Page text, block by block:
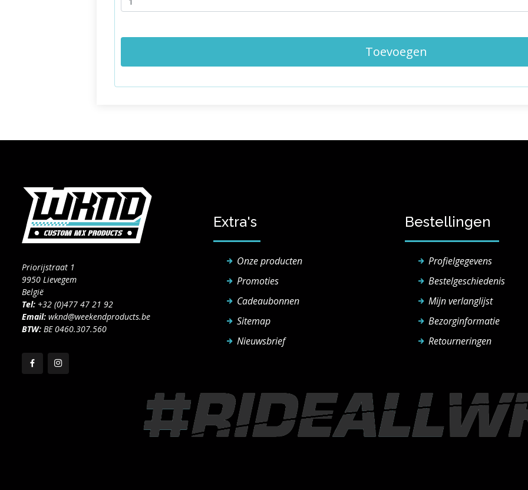
Toevoegen
Priorijstraat 1
9950 Lievegem
België
Tel: +32 (0)477 47 21 92
Email: wknd@weekendproducts.be
BTW: BE 0460.307.560
Extra's
Onze producten
Promoties
Cadeaubonnen
Sitemap
Nieuwsbrief
Bestellingen
Profielgegevens
Bestelgeschiedenis
Mijn verlanglijst
Bezorginformatie
Retourneringen